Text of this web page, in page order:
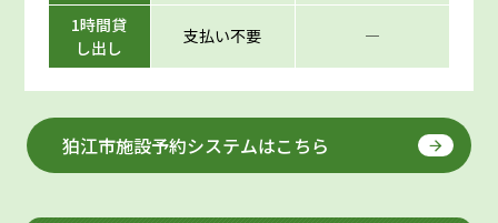
1時間貸
し出し
支払い不要 ―
狛江市施設予約システムはこちら